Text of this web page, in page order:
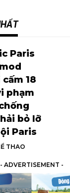
Paris
18
phạm
bỏ lỡ
Paris
THAO
- ADVERTISEMENT -